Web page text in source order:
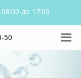
до 17:00
50